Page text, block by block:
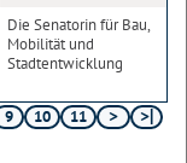
Die Senatorin für Bau,
Mobilität und
Stadtentwicklung
9 10
11